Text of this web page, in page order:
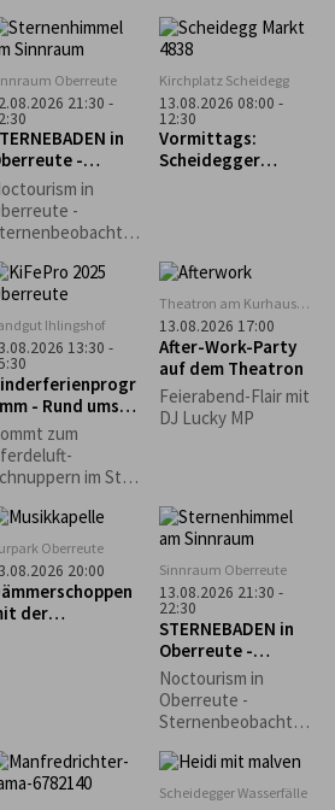
Oberreute
21:30 -
in
-
in
-
wir in den
und
die
des
Kirchplatz Scheidegg
13.08.2026 08:00 -
12:30
Vormittags:
Scheidegger
Ihlingshof
13:30 -
- Rund ums
-zum
im Stall
auf dem
Bitte
mitbringen!
Theatron am Kurhaus
Scheidegg
13.08.2026 17:00
After-Work-Party
auf dem Theatron
Feierabend-Flair mit
DJ Lucky MP
Oberreute
20:00
der
Sinnraum Oberreute
13.08.2026 21:30 -
22:30
STERNEBADEN in
Oberreute -
Perseiden-
Beobachtung
Noctourism in
Oberreute -
Sternenbeobachtu
Gemeinsam
schauen wir in den
Scheidegger Wasserfälle